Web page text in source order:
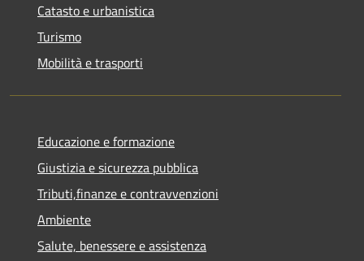
Catasto e urbanistica
Turismo
Mobilità e trasporti
Educazione e formazione
Giustizia e sicurezza pubblica
Tributi,finanze e contravvenzioni
Ambiente
Salute, benessere e assistenza